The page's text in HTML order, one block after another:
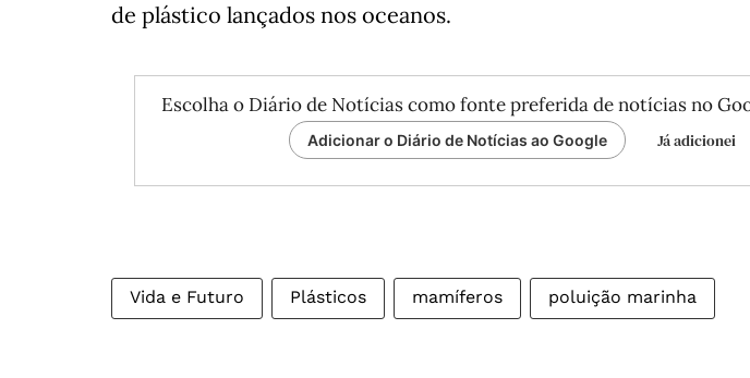
de plástico lançados nos oceanos.
Escolha o Diário de Notícias como fonte preferida de notícias no
Adicionar o Diário de Notícias ao Google Já adicionei
Vida e Futuro Plásticos mamíferos poluição marinha